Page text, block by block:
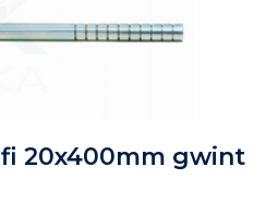
20x400mm gwint